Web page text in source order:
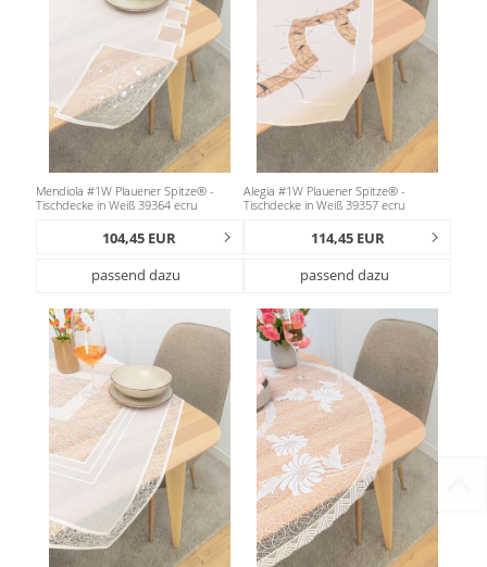
Mendiola #1W Plauener Spitze® -
Tischdecke in Weiß 39364 ecru
104,45 EUR
passend dazu
Alegia #1W Plauener Spitze® -
Tischdecke in Weiß 39357 ecru
114,45 EUR
passend dazu